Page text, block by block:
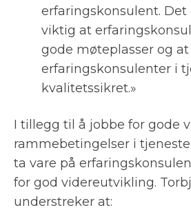
erfaringskonsulent. Det
viktig at
gode møteplasser og
erfaringskonsulenter i
kvalitetssikret.»
I tillegg til å jobbe for gode
rammebetingelser i
ta vare på
for god videreutvikling.
understreker at: